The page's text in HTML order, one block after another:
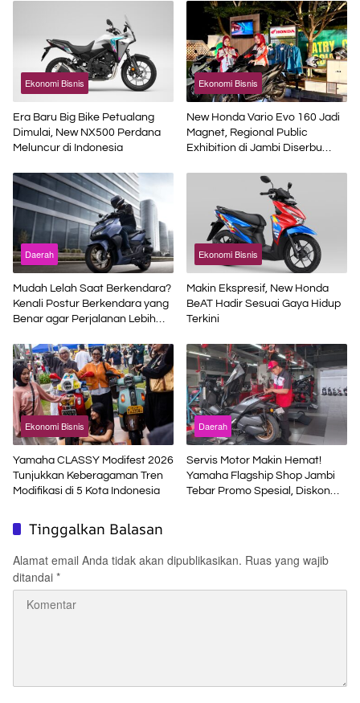
Ekonomi Bisnis
Era Baru Big Bike Petualang
Dimulai, New NX500 Perdana
Meluncur di Indonesia
Ekonomi Bisnis
New Honda Vario Evo 160 Jadi
Magnet, Regional Public
Exhibition di Jambi Diserbu
Daerah
Mudah Lelah Saat Berkendara?
Kenali Postur Berkendara yang
Benar agar Perjalanan Lebih
Ekonomi Bisnis
Makin Ekspresif, New Honda
BeAT Hadir Sesuai Gaya Hidup
Terkini
Ekonomi Bisnis
Yamaha CLASSY Modifest 2026
Tunjukkan Keberagaman Tren
Modifikasi di 5 Kota Indonesia
Daerah
Servis Motor Makin Hemat!
Yamaha Flagship Shop Jambi
Tebar Promo Spesial, Diskon
Tinggalkan Balasan
Alamat email Anda tidak akan dipublikasikan. Ruas yang wajib
ditandai *